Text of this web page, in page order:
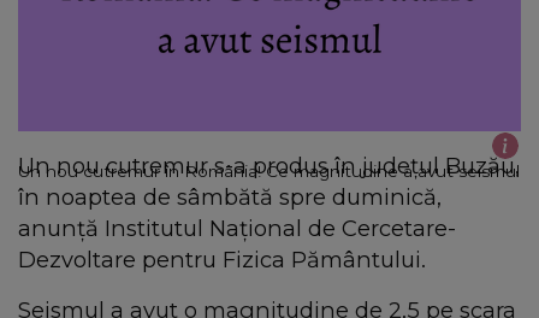
Un nou cutremur în România! Ce magnitudine a avut seismul
Un nou cutremur s-a produs în judeţul Buzău,
în noaptea de sâmbătă spre duminică,
anunţă Institutul Naţional de Cercetare-
Dezvoltare pentru Fizica Pământului.
Seismul a avut o magnitudine de 2,5 pe scara